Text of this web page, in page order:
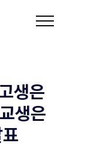
생은
생은